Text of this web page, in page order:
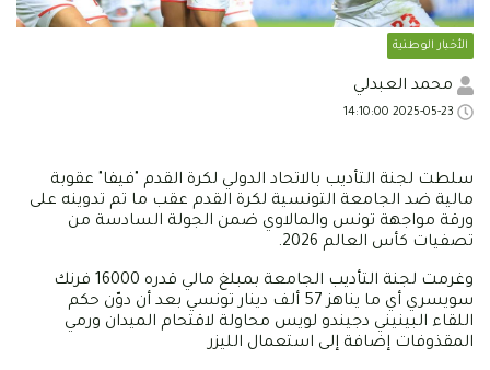
الأخبار الوطنية
محمد العبدلي
سلطت لجنة التأديب بالاتحاد الدولي لكرة القدم "فيفا" عقوبة
مالية ضد الجامعة التونسية لكرة القدم عقب ما تم تدوينه على
ورقة مواجهة تونس والمالاوي ضمن الجولة السادسة من
تصفيات كأس العالم 2026.
وغرمت لجنة التأديب الجامعة بمبلغ مالي قدره 16000 فرنك
سويسري أي ما يناهز 57 ألف دينار تونسي بعد أن دوّن حكم
اللقاء البينيني دجيندو لويس محاولة لاقتحام الميدان ورمي
المقذوفات إضافة إلى استعمال الليزر